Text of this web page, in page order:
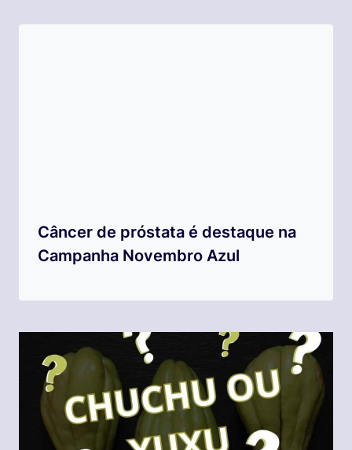
Câncer de próstata é destaque na
Campanha Novembro Azul